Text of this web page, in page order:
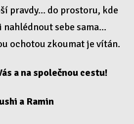
pravdy... do prostoru, kde
sebe sama...
ochotou zkoumat je vítán.
a na společnou cestu!
a Ramin